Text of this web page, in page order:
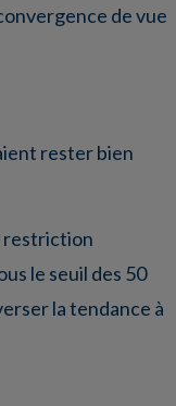
de vue
rester bien
restriction
le seuil des 50
la tendance à